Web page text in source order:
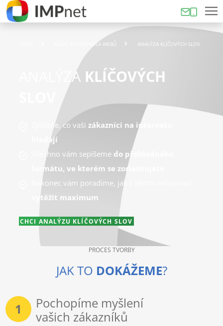
AUDIT A KONTROLA WEBŮ ANALÝZA KLÍČOVÝCH SLOV
ANALÝZA KLÍČOVÝCH
Zjistíme, co vaši zákazníci na internetu
hledají
Všechno vám sepíšeme do přehledného
formátu, ve kterém se zorientujete
Nakonec vám poradíme, jak z těchto informací
vytěžit maximum
CHCI ANALÝZU KLÍČOVÝCH SLOV
PROCES TVORBY
JAK TO DOKÁŽEME?
1
Pochopíme myšlení
vašich zákazníků